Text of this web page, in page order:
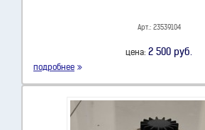
Арт.: 23539104
цена: 2 500 руб.
подробнее